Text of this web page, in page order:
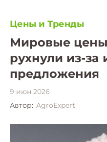
Цены и Тренды
Мировые
рухнули из-за
предложения
9 июн 2026
Автор: AgroExpert